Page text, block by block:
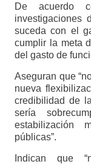
De acuerdo
investigaciones
suceda con el
cumplir la meta
del gasto de
Aseguran que
nueva
credibilidad de
sería
estabilización
públicas”.
Indican que